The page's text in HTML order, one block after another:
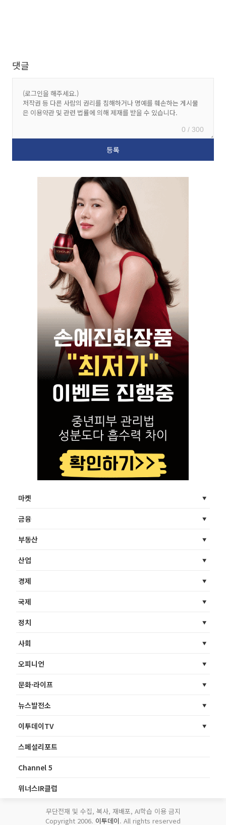
댓글
0 / 300
마켓
금융
부동산
산업
경제
국제
정치
사회
오피니언
문화·라이프
뉴스발전소
이투데이TV
스페셜리포트
Channel 5
위너스IR클럽
무단전재 및 수집, 복사, 재배포, AI학습 이용 금지
Copyright 2006. 이투데이. All rights reserved